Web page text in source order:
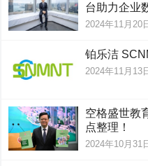
台助力企业
2024年11月20
铂乐洁
2024年11月13
空格盛世教
点整理！
2024年10月31